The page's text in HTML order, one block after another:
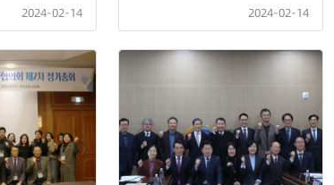
2024-02-14 2024-02-14